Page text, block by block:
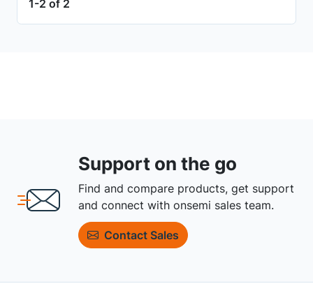
1-2 of 2
Support on the go
Find and compare products, get support
and connect with onsemi sales team.
Contact Sales